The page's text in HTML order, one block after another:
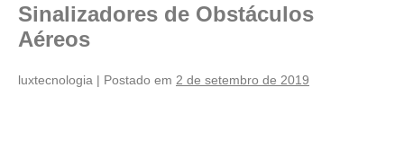
Sinalizadores de Obstáculos
Aéreos
luxtecnologia | Postado em 2 de setembro de 2019